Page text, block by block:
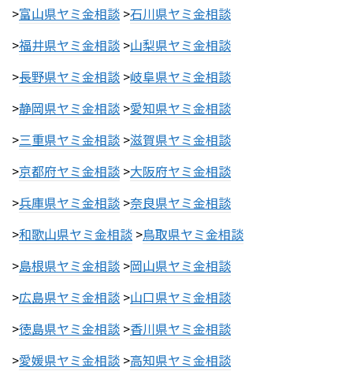
>富山県ヤミ金相談 >石川県ヤミ金相談
>福井県ヤミ金相談 >山梨県ヤミ金相談
>長野県ヤミ金相談 >岐阜県ヤミ金相談
>静岡県ヤミ金相談 >愛知県ヤミ金相談
>三重県ヤミ金相談 >滋賀県ヤミ金相談
>京都府ヤミ金相談 >大阪府ヤミ金相談
>兵庫県ヤミ金相談 >奈良県ヤミ金相談
>和歌山県ヤミ金相談 >鳥取県ヤミ金相談
>島根県ヤミ金相談 >岡山県ヤミ金相談
>広島県ヤミ金相談 >山口県ヤミ金相談
>徳島県ヤミ金相談 >香川県ヤミ金相談
>愛媛県ヤミ金相談 >高知県ヤミ金相談